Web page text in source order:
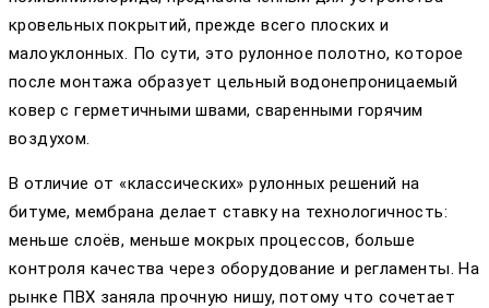
кровельных покрытий, прежде всего плоских и
малоуклонных. По сути, это рулонное полотно, которое
после монтажа образует цельный водонепроницаемый
ковер с герметичными швами, сваренными горячим
воздухом.
В отличие от «классических» рулонных решений на
битуме, мембрана делает ставку на технологичность:
меньше слоёв, меньше мокрых процессов, больше
контроля качества через оборудование и регламенты. На
рынке ПВХ заняла прочную нишу, потому что сочетает